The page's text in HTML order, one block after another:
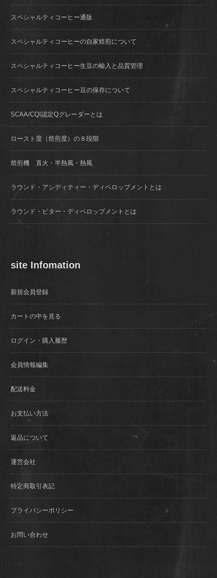
スペシャルティコーヒー通販
スペシャルティコーヒーの自家焙煎について
スペシャルティコーヒー生豆の輸入と品質管理
スペシャルティコーヒー豆の保存について
SCAA/CQI認定Qグレーダーとは
ロースト度（焙煎度）の８段階
焙煎機 直火・半熱風・熱風
ラウンド・アシディティー・ディベロップメントとは
ラウンド・ビター・ディベロップメントとは
site Infomation
新規会員登録
カートの中を見る
ログイン・購入履歴
会員情報編集
配送料金
お支払い方法
返品について
運営会社
特定商取引表記
プライバシーポリシー
お問い合わせ